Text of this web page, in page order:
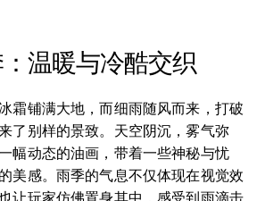
温暖与冷酷交织
霜铺满大地，而细雨随风而来，打破
了别样的景致。天空阴沉，雾气弥
幅动态的油画，带着一些神秘与忧
美感。雨季的气息不仅体现在视觉效
让玩家仿佛置身其中，感受到雨滴击